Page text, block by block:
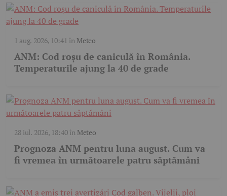
1 aug. 2026, 10:41 în Meteo
ANM: Cod roșu de caniculă în România.
Temperaturile ajung la 40 de grade
28 iul. 2026, 18:40în Meteo
Prognoza ANM pentru luna august. Cum va
fi vremea în următoarele patru săptămâni